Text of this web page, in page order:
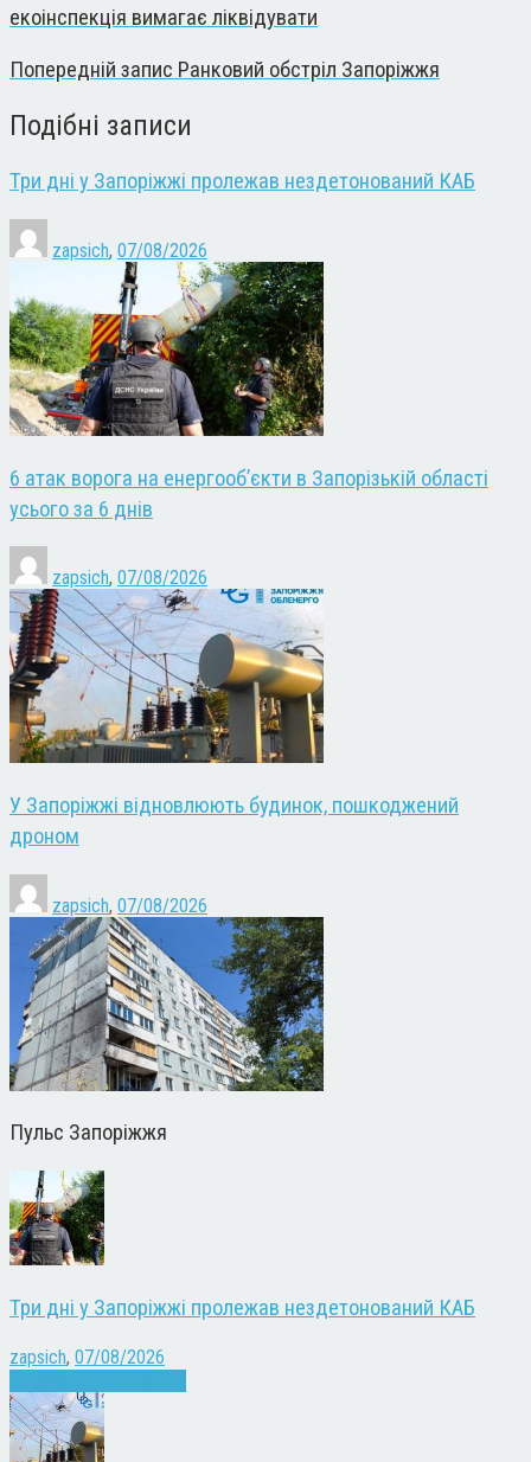
екоінспекція вимагає ліквідувати
Попередній запис Ранковий обстріл Запоріжжя
Подібні записи
Три дні у Запоріжжі пролежав нездетонований КАБ
zapsich, 07/08/2026
6 атак ворога на енергооб’єкти в Запорізькій області
усього за 6 днів
zapsich, 07/08/2026
У Запоріжжі відновлюють будинок, пошкоджений
дроном
zapsich, 07/08/2026
Пульс Запоріжжя
Три дні у Запоріжжі пролежав нездетонований КАБ
zapsich, 07/08/2026